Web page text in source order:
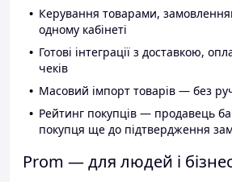
Керування товарами,
одному кабінеті
Готові інтеграції з доставкою,
чеків
Масовий імпорт товарів — без
Рейтинг покупців — продавець
покупця ще до підтвердження
Prom — для людей і